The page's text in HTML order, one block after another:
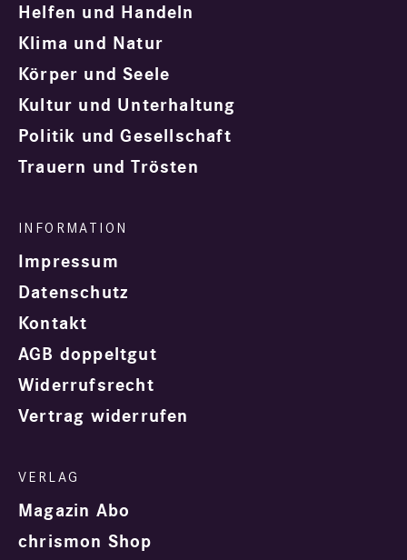
Helfen und Handeln
Klima und Natur
Körper und Seele
Kultur und Unterhaltung
Politik und Gesellschaft
Trauern und Trösten
Impressum
Datenschutz
Kontakt
AGB doppeltgut
Widerrufsrecht
Vertrag widerrufen
Magazin Abo
chrismon Shop